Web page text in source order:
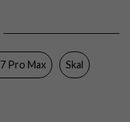
Genomskinlig, Orange
(PC), Mjukplast (TPU)
Pro Max Skal